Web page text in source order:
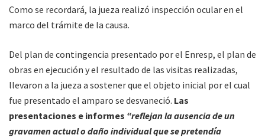
Como se recordará, la jueza realizó inspección ocular en el
marco del trámite de la causa.
Del plan de contingencia presentado por el Enresp, el plan de
obras en ejecución y el resultado de las visitas realizadas,
llevaron a la jueza a sostener que el objeto inicial por el cual
fue presentado el amparo se desvaneció. Las
presentaciones e informes “reflejan la ausencia de un
gravamen actual o daño individual que se pretendía